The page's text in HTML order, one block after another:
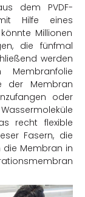
dem PVDF-
Hilfe eines
Millionen
die fünfmal
werden
der Membran
oder
recht flexible
Fasern, die
die Membran in